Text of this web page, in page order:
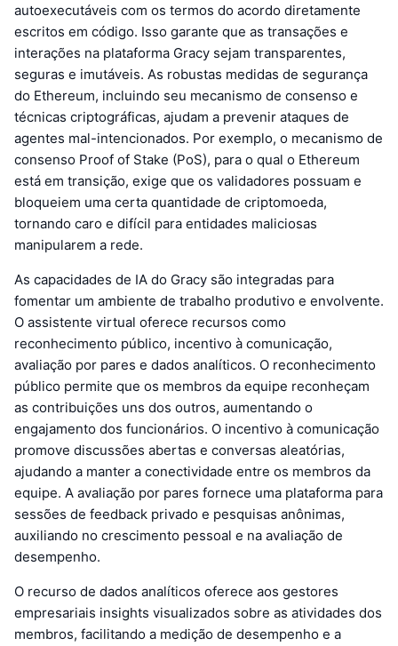
autoexecutáveis com os termos do acordo diretamente
escritos em código. Isso garante que as transações e
interações na plataforma Gracy sejam transparentes,
seguras e imutáveis. As robustas medidas de segurança
do Ethereum, incluindo seu mecanismo de consenso e
técnicas criptográficas, ajudam a prevenir ataques de
agentes mal-intencionados. Por exemplo, o mecanismo de
consenso Proof of Stake (PoS), para o qual o Ethereum
está em transição, exige que os validadores possuam e
bloqueiem uma certa quantidade de criptomoeda,
tornando caro e difícil para entidades maliciosas
manipularem a rede.
As capacidades de IA do Gracy são integradas para
fomentar um ambiente de trabalho produtivo e envolvente.
O assistente virtual oferece recursos como
reconhecimento público, incentivo à comunicação,
avaliação por pares e dados analíticos. O reconhecimento
público permite que os membros da equipe reconheçam
as contribuições uns dos outros, aumentando o
engajamento dos funcionários. O incentivo à comunicação
promove discussões abertas e conversas aleatórias,
ajudando a manter a conectividade entre os membros da
equipe. A avaliação por pares fornece uma plataforma para
sessões de feedback privado e pesquisas anônimas,
auxiliando no crescimento pessoal e na avaliação de
desempenho.
O recurso de dados analíticos oferece aos gestores
empresariais insights visualizados sobre as atividades dos
membros, facilitando a medição de desempenho e a